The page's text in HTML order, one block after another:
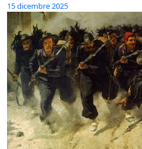
15 dicembre 2025